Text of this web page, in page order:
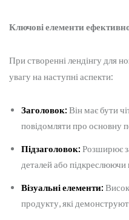
Ключові елементи
При створенні лендінгу для
увагу на наступні аспекти:
Заголовок: Він має бути
повідомляти про основну
Підзаголовок: Розширює
деталей або
Візуальні елементи:
продукту, які